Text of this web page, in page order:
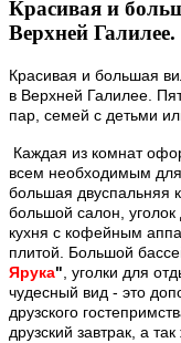
Красивая и
Верхней Галилее.
Красивая и большая
в Верхней Галилее.
пар, семей с детьми
Каждая из комнат
всем необходимым
большая двуспальняя
большой салон,
кухня с кофейным
плитой. Большой
Ярука", уголки для
чудесный вид - это
друзского
друзский завтрак, а